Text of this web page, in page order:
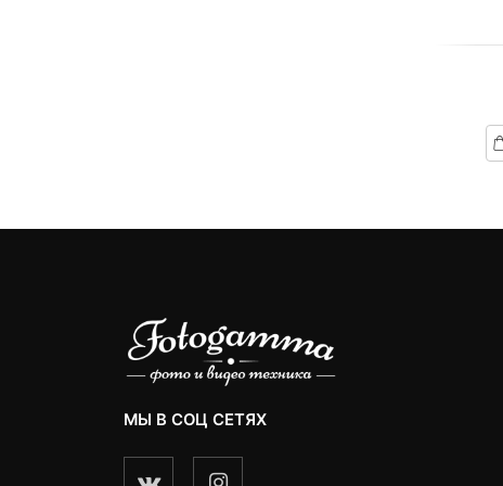
МЫ В СОЦ СЕТЯХ